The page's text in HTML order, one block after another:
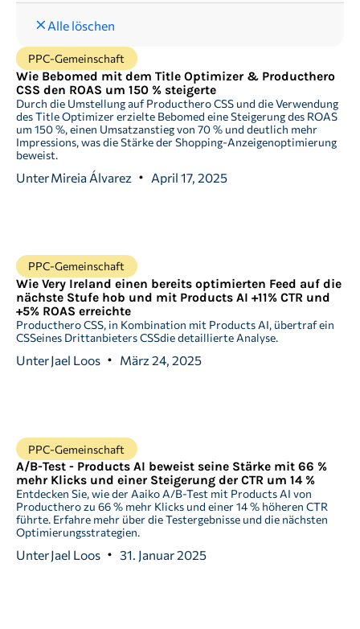
Alle löschen
PPC-Gemeinschaft
Wie Bebomed mit dem Title Optimizer & Producthero
CSS den ROAS um 150 % steigerte
Durch die Umstellung auf Producthero CSS und die Verwendung
des Title Optimizer erzielte Bebomed eine Steigerung des ROAS
um 150 %, einen Umsatzanstieg von 70 % und deutlich mehr
Impressions, was die Stärke der Shopping-Anzeigenoptimierung
beweist.
UnterMireia Álvarez April 17, 2025
PPC-Gemeinschaft
Wie Very Ireland einen bereits optimierten Feed auf die
nächste Stufe hob und mit Products AI +11% CTR und
+5% ROAS erreichte
Producthero CSS, in Kombination mit Products AI, übertraf ein
CSSeines Drittanbieters CSSdie detaillierte Analyse.
UnterJael Loos März 24, 2025
PPC-Gemeinschaft
A/B-Test - Products AI beweist seine Stärke mit 66 %
mehr Klicks und einer Steigerung der CTR um 14 %
Entdecken Sie, wie der Aaiko A/B-Test mit Products AI von
Producthero zu 66 % mehr Klicks und einer 14 % höheren CTR
führte. Erfahre mehr über die Testergebnisse und die nächsten
Optimierungsstrategien.
UnterJael Loos 31. Januar 2025